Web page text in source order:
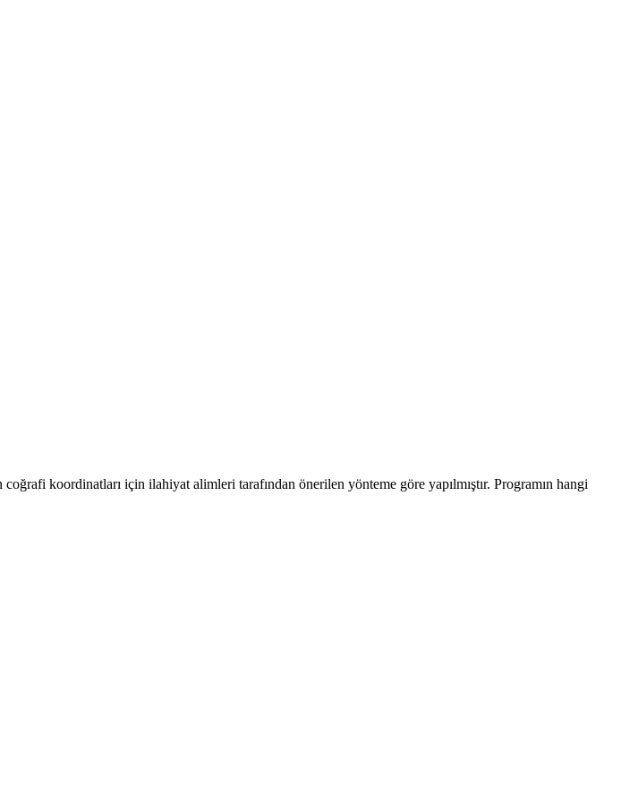
koordinatları için ilahiyat alimleri tarafından önerilen yönteme göre yapılmıştır. Programın hangi